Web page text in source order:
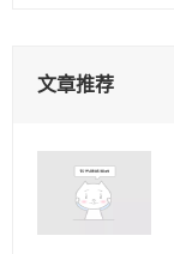
文章推荐